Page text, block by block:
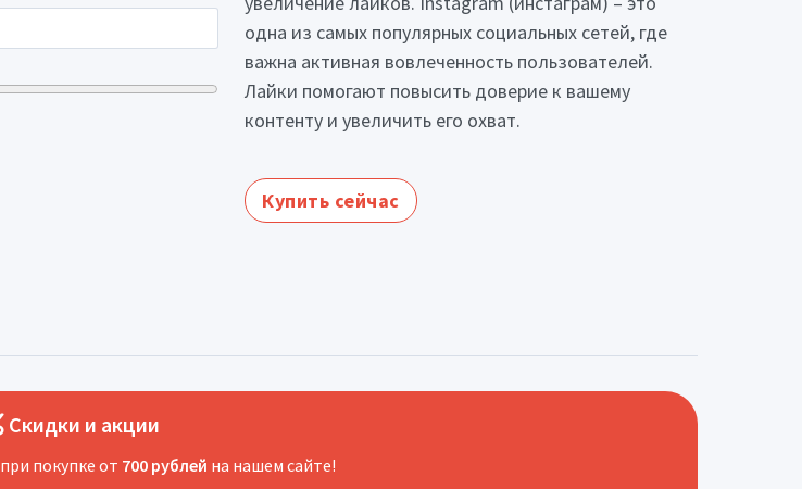
одна из самых популярных социальных сетей, где
важна активная вовлеченность пользователей.
Лайки помогают повысить доверие к вашему
контенту и увеличить его охват.
Купить сейчас
Скидки и акции
при покупке от 700 рублей на нашем сайте!